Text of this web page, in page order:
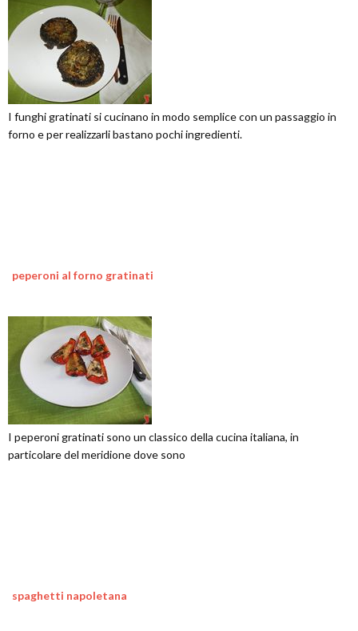
I funghi gratinati si cucinano in modo semplice con un passaggio in
forno e per realizzarli bastano pochi ingredienti.
peperoni al forno gratinati
I peperoni gratinati sono un classico della cucina italiana, in
particolare del meridione dove sono
spaghetti napoletana